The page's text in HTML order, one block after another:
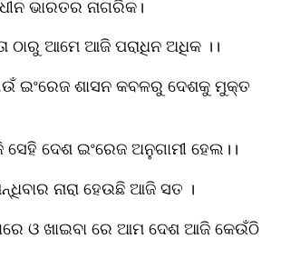
ଭାରତର ନାଗରିକ।
ଠାରୁ ଆମେ ଆଜି ପରାଧିନ ଅଧିକ ।।
ଇଂରେଜ ଶାସନ କବଳରୁ ଦେଶକୁ ମୁକ୍ତ
ସେହି ଦେଶ ଇଂରେଜ ଅନୁଗାମୀ ହେଲ।।
ନାରା ହେଉଛି ଆଜି ସତ ।
ଓ ଖାଇବା ରେ ଆମ ଦେଶ ଆଜି କେଉଁଠି